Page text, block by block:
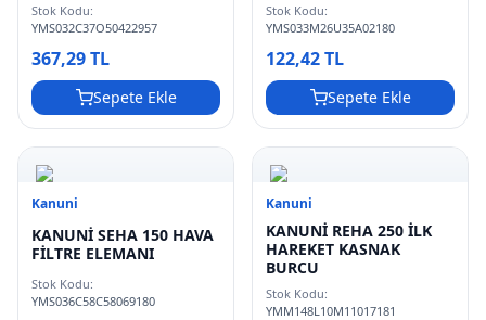
Stok Kodu:
YMS032C37O50422957
367,29 TL
Sepete Ekle
Stok Kodu:
YMS033M26U35A02180
122,42 TL
Sepete Ekle
Kanuni
KANUNİ SEHA 150 HAVA
FİLTRE ELEMANI
Stok Kodu:
YMS036C58C58069180
Kanuni
KANUNİ REHA 250 İLK
HAREKET KASNAK
BURCU
Stok Kodu:
YMM148L10M11017181